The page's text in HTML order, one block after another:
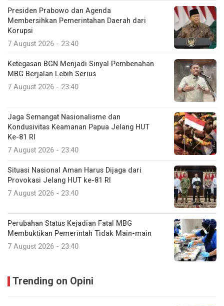
Presiden Prabowo dan Agenda
Membersihkan Pemerintahan Daerah dari
Korupsi
7 August 2026 - 23:40
Ketegasan BGN Menjadi Sinyal Pembenahan
MBG Berjalan Lebih Serius
7 August 2026 - 23:40
Jaga Semangat Nasionalisme dan
Kondusivitas Keamanan Papua Jelang HUT
Ke-81 RI
7 August 2026 - 23:40
Situasi Nasional Aman Harus Dijaga dari
Provokasi Jelang HUT ke-81 RI
7 August 2026 - 23:40
Perubahan Status Kejadian Fatal MBG
Membuktikan Pemerintah Tidak Main-main
7 August 2026 - 23:40
Trending on Opini